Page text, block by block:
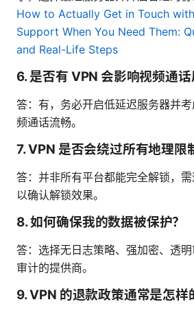
How to Actually Get in Touch
Support When You Need Them:
and Real-Life Steps
6. 是否有 VPN 会影响视频通话
答：有，务必开启低延迟服务器并
频通话流畅。
7. VPN 是否会绕过所有地理限
答：并非所有平台都能完全解锁，
以确认解锁效果。
8. 如何确保我的数据被保护？
答：选择无日志策略、强加密、透
审计的提供商。
9. VPN 的退款政策通常是怎样